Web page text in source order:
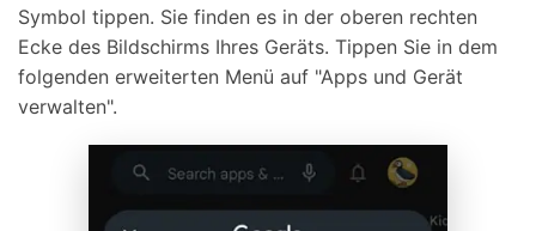
Symbol tippen. Sie finden es in der oberen rechten
Ecke des Bildschirms Ihres Geräts. Tippen Sie in dem
folgenden erweiterten Menü auf "Apps und Gerät
verwalten".